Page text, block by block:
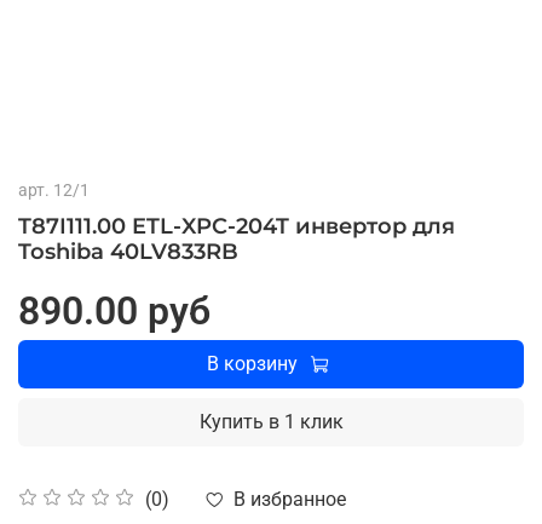
арт. 12/1
T87I111.00 ETL-XPC-204T инвертор для
Toshiba 40LV833RB
(0) В избранное
890.00 руб
В корзину
Купить в 1 клик